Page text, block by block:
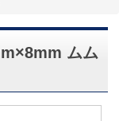
ムム